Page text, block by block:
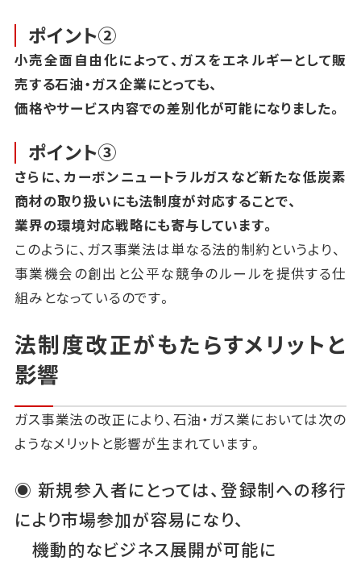
ポイント②
小売全面自由化によって、ガスをエネルギーとして販
売する石油・ガス企業にとっても、
価格やサービス内容での差別化が可能になりました。
ポイント③
さらに、カーボンニュートラルガスなど新たな低炭素
商材の取り扱いにも法制度が対応することで、
業界の環境対応戦略にも寄与しています。
このように、ガス事業法は単なる法的制約というより、
事業機会の創出と公平な競争のルールを提供する仕
組みとなっているのです。
法制度改正がもたらすメリットと
影響
ガス事業法の改正により、石油・ガス業においては次の
ようなメリットと影響が生まれています。
◉ 新規参入者にとっては、登録制への移行
により市場参加が容易になり、
機動的なビジネス展開が可能に